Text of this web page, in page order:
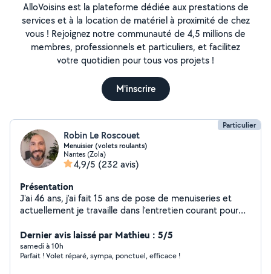
AlloVoisins est la plateforme dédiée aux prestations de
services et à la location de matériel à proximité de chez
vous ! Rejoignez notre communauté de 4,5 millions de
membres, professionnels et particuliers, et facilitez
votre quotidien pour tous vos projets !
M'inscrire
Particulier
Robin Le Roscouet
Menuisier (volets roulants)
Nantes (Zola)
4,9/5 (232 avis)
Présentation
J'ai 46 ans, j'ai fait 15 ans de pose de menuiseries et
actuellement je travaille dans l'entretien courant pour
devenu ma spécialité.(Qu'ils soient électriques, à
manivelles ou à sangles) Dans tous les cas je suis très
polyvalent, souriant, sympa et ponctuel.
Dernier avis laissé par Mathieu : 5/5
samedi à 10h
Parfait ! Volet réparé, sympa, ponctuel, efficace !